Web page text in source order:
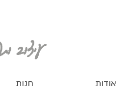
עיצוב ותפירת מוצרים שימושיים לנשים, ילדים ותינוקות
אודות חנות